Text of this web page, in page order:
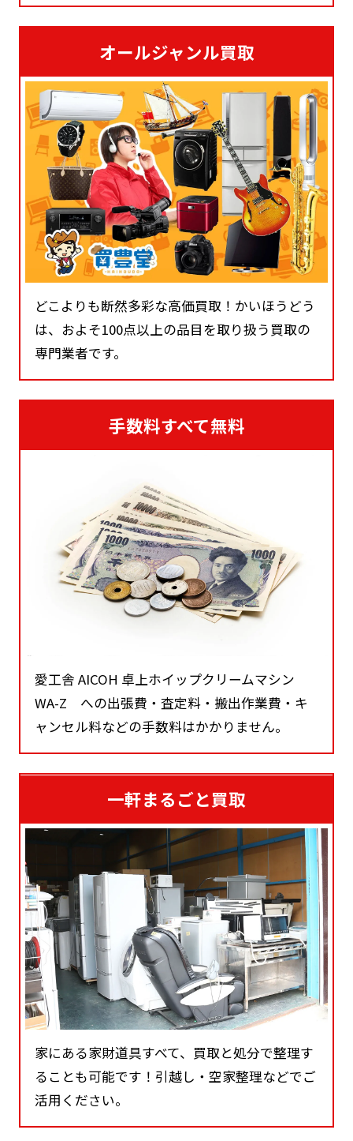
オールジャンル買取
どこよりも断然多彩な高価買取！かいほうどう
は、およそ100点以上の品目を取り扱う買取の
専門業者です。
手数料すべて無料
愛工舎 AICOH 卓上ホイップクリームマシン
WA-Z への出張費・査定料・搬出作業費・キ
ャンセル料などの手数料はかかりません。
一軒まるごと買取
家にある家財道具すべて、買取と処分で整理す
ることも可能です！引越し・空家整理などでご
活用ください。